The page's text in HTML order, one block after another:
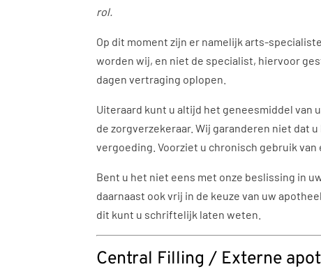
rol.
Op dit moment zijn er namelijk arts-
worden wij, en niet de specialist, hiervoor
dagen vertraging oplopen.
Uiteraard kunt u altijd het geneesmiddel van
de zorgverzekeraar. Wij garanderen niet dat
vergoeding. Voorziet u chronisch gebruik
Bent u het niet eens met onze beslissing in
daarnaast ook vrij in de keuze van uw
dit kunt u schriftelijk laten weten.
Central Filling / Externe